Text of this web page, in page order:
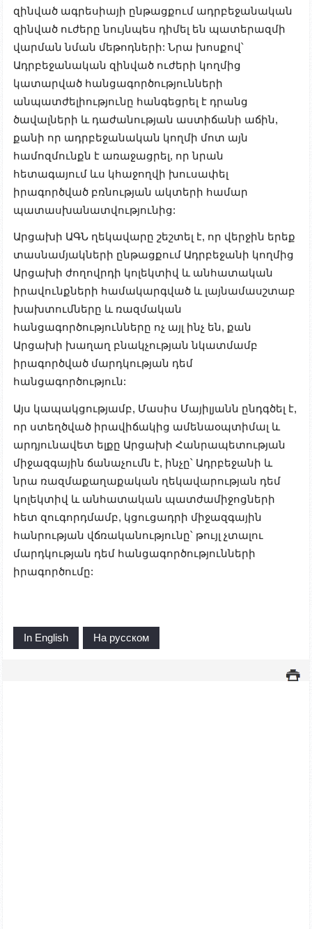
զինված ագրեսիայի ընթացքում ադրբեջանական
զինված ուժերը նույնպես դիմել են պատերազմի
վարման նման մեթոդների: Նրա խոսքով՝
Ադրբեջանական զինված ուժերի կողմից
կատարված հանցագործությունների
անպատժելիությունը հանգեցրել է դրանց
ծավալների և դաժանության աստիճանի աճին,
քանի որ ադրբեջանական կողմի մոտ այն
համոզմունքն է առաջացրել, որ նրան
հետագայում ևս կհաջողվի խուսափել
իրագործված բռնության ակտերի համար
պատասխանատվությունից:
Արցախի ԱԳՆ ղեկավարը շեշտել է, որ վերջին երեք
տասնամյակների ընթացքում Ադրբեջանի կողմից
Արցախի ժողովրդի կոլեկտիվ և անհատական ​​
իրավունքների համակարգված և լայնամասշտաբ
խախտումները և ռազմական
հանցագործությունները ոչ այլ ինչ են, քան
Արցախի խաղաղ բնակչության նկատմամբ
իրագործված մարդկության դեմ
հանցագործություն:
Այս կապակցությամբ, Մասիս Մայիլյանն ընդգծել է,
որ ստեղծված իրավիճակից ամենաօպտիմալ և
արդյունավետ ելքը Արցախի Հանրապետության
միջազգային ճանաչումն է, ինչը՝ Ադրբեջանի և
նրա ռազմաքաղաքական ղեկավարության դեմ
կոլեկտիվ և անհատական ​​պատժամիջոցների
հետ զուգորդմամբ, կցուցադրի միջազգային
հանրության վճռականությունը՝ թույլ չտալու
մարդկության դեմ հանցագործությունների
իրագործումը:
In English На русском